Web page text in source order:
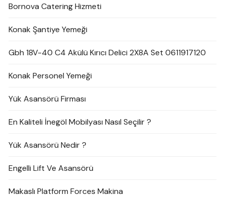
Bornova Catering Hizmeti
Konak Şantiye Yemeği
Gbh 18V-40 C4 Akülü Kırıcı Delici 2X8A Set 0611917120
Konak Personel Yemeği
Yük Asansörü Firması
En Kaliteli İnegöl Mobilyası Nasıl Seçilir ?
Yük Asansörü Nedir ?
Engelli Lift Ve Asansörü
Makaslı Platform Forces Makina